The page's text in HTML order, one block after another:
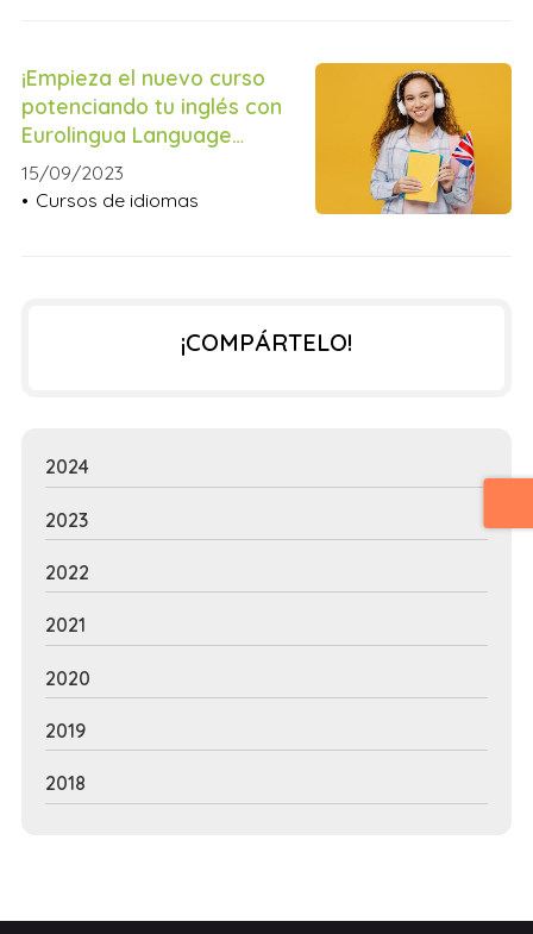
¡Empieza el nuevo curso
potenciando tu inglés con
Eurolingua Language
School!
15/09/2023
Cursos de idiomas
¡COMPÁRTELO!
2024
2023
2022
2021
2020
2019
2018